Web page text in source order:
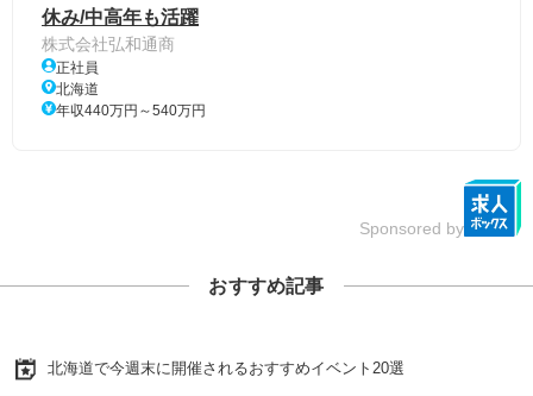
休み/中高年も活躍
株式会社弘和通商
正社員
北海道
年収440万円～540万円
Sponsored by
おすすめ記事
北海道で今週末に開催されるおすすめイベント20選